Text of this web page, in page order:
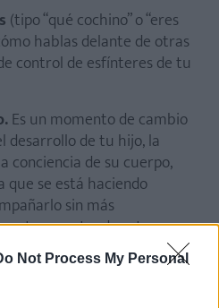
Not Process My Personal
(tipo “qué cochino” o “eres
hablas delante de otras
control de esfínteres de tu
Es un momento de cambio
de tu hijo, la
conciencia de su cuerpo,
se está haciendo
sin más
respetando estos